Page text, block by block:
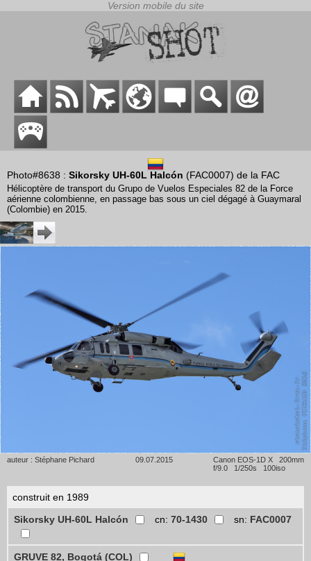
Photo#8638 : Sikorsky UH-60L Halcón (FAC0007) de la FAC
Hélicoptère de transport du Grupo de Vuelos Especiales 82 de la Force
aérienne colombienne, en passage bas sous un ciel dégagé à Guaymaral
(Colombie) en 2015.
auteur : Stéphane Pichard 09.07.2015
Canon EOS-1D X 200mm
f/9.0 1/250s 100iso
construit en 1989
Sikorsky UH-60L Halcón
cn: 70-1430 sn: FAC0007
GRUVE 82, Bogotá (COL)